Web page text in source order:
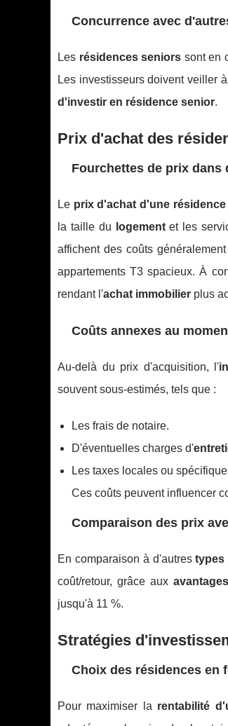
Concurrence avec
Les résidences seniors sont en
Les investisseurs doivent veiller
d'investir en résidence senior.
Prix d'achat des
Fourchettes de prix dans
Le prix d'achat d'une
la taille du
logementet les
affichent des coûts
appartements T3 spacieux. À
rendant l'achat immobilier plus
Coûts annexes au
Au-delà du prix d'acquisition, l'
souvent sous-estimés, tels que :
Les frais de notaire.
D'éventuelles charges d'
Les taxes locales ou
Ces coûts peuvent influencer
Comparaison des prix
En comparaison à d'autrestypes
coût/retour, grâce aux
jusqu'à 11 %.
Stratégies
Choix des résidences en
Pour maximiser la rentabilité